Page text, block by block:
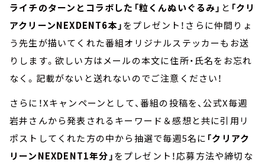
ライチのターンとコラボした「粒くんぬいぐるみ」 と 「クリ
アクリーンNEXDENT6本」をプレゼント！さらに仲間りょ
う先生が描いてくれた番組オリジナルステッカーもお送
りします。欲しい方はメールの本文に住所・氏名をお忘れ
なく。記載がないと送れないのでご注意ください！
さらに！Xキャンペーンとして、番組の投稿を、公式X毎週
岩井さんから発表されるキーワード＆感想と共に引用リ
ポストしてくれた方の中から抽選で毎週5名に 「クリアク
リーンNEXDENT1年分」をプレゼント！応募方法や締切な